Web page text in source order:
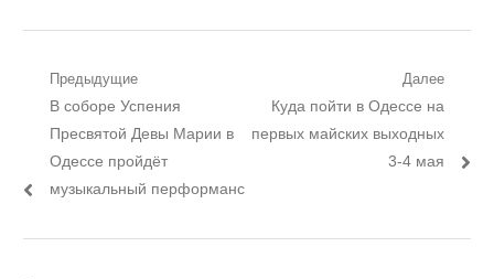
Навигация
записям
Предыдущие
Предыдущий
пост:
В соборе Успения
Пресвятой Девы Марии в
Одессе пройдёт
музыкальный перформанс
Далее
Следующий
пост:
Куда пойти в Одессе на
первых майских выходных
3-4 мая